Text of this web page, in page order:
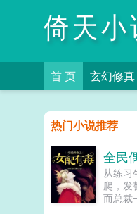
倚天小
首 页 玄幻修真
热门小说推荐
全民
从练习
爬，发
而总裁